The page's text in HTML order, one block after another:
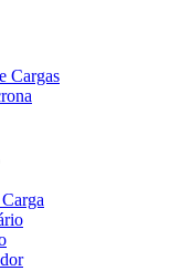
Cargas